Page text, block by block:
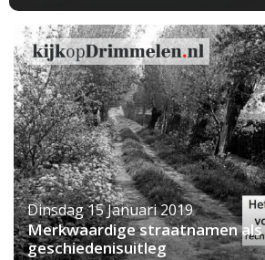
Dinsdag 15 Januari 2019
Merkwaardige straatnamen
geschiedenisuitleg